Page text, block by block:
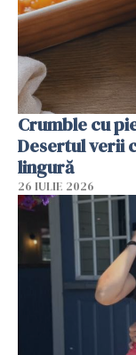
Crumble cu
Desertul verii
lingură
26 IULIE 2026